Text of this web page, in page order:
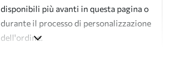
disponibili più avanti in questa pagina o
durante il processo di personalizzazione
dell'ordine.